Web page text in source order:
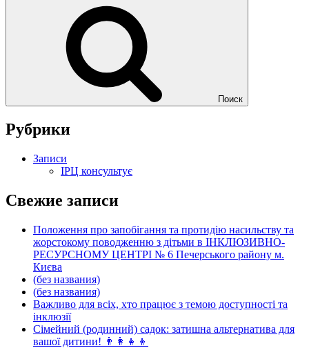
Поиск
Рубрики
Записи
ІРЦ консультує
Свежие записи
Положення про запобігання та протидію насильству та
жорстокому поводженню з дітьми в ІНКЛЮЗИВНО-
РЕСУРСНОМУ ЦЕНТРІ № 6 Печерського району м.
Києва
(без названия)
(без названия)
Важливо для всіх, хто працює з темою доступності та
інклюзії
Сімейний (родинний) садок: затишна альтернатива для
вашої дитини! 👨‍👩‍👧‍👦